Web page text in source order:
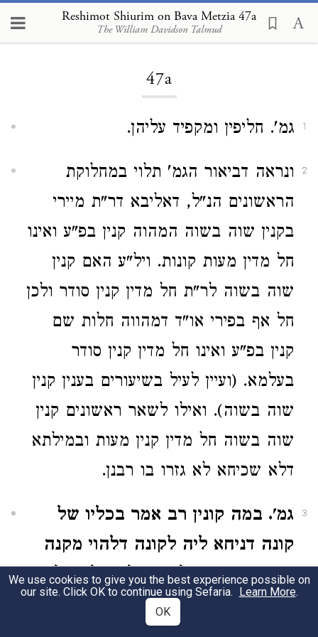
Reshimot Shiurim on Bava Metzia 47a
The William Davidson Talmud
Loading...
47a
1 גמ'. חליפין ומקפיד עליהן.
2
ונראה דביאור הגמ' תלוי במחלוקת
הראשונים הנ"ל, דאליבא דר"ת מיירי
בקנין שוה בשוה המהוה קנין בפ"ע ואינו
חל מדין מעות קונות. ויל"ע האם קנין
שוה בשוה לר"ת חל מדין קנין סודר ולכן
חל אף בפירי או"ד דמהווה חלות שם
קנין בפ"ע ואינו חל מדין קנין סודר
בעלמא. (ועיין לעיל בשיעורים בענין קנין
שוה בשוה). ואילו לשאר ראשונים קנין
שוה בשוה חל מדין קנין מעות ובמילתא
דלא שכיחא לא גזרו בו רבנן.
3
גמ'. במה קונין רב אמר בכליו של
קונה דניחא ליה לקונה דלהוי מקנה
קונה כי היכי דליגמר ולקני ליה ולוי
אמר בכליו של מקנה וכו' בההיא
We use cookies to give you the best experience possible on
our site. Click OK to continue using Sefaria. Learn More.
OK